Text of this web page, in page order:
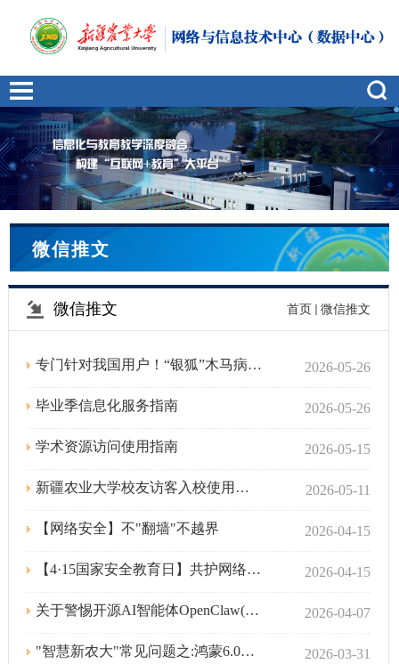
微信推文
微信推文 首页 微信推文
专门针对我国用户！“银狐”木马病毒出现新变种，官方预警→ 2026-05-26
毕业季信息化服务指南 2026-05-26
学术资源访问使用指南 2026-05-15
新疆农业大学校友访客入校使用指南！ 2026-05-11
【网络安全】不"翻墙"不越界 2026-04-15
【4·15国家安全教育日】共护网络安全，请牢记这10个实用的网络安全小常识 2026-04-15
关于警惕开源AI智能体OpenClaw(“龙虾”)安全风险的提醒 2026-04-07
"智慧新农大"常见问题之:鸿蒙6.0系统兼容性问题 2026-03-31